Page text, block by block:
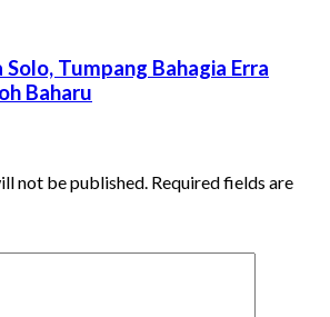
Solo, Tumpang Bahagia Erra
Baharu
not be published. Required fields are